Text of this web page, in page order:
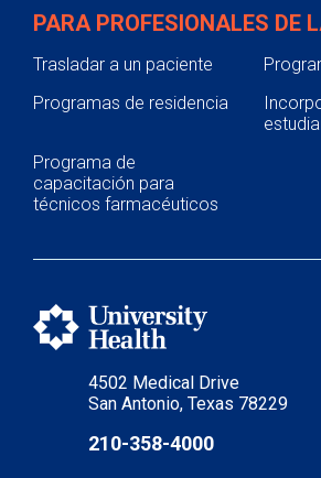
4502 Medical Drive
San Antonio, Texas 78229
210-358-4000
PARA PROFESIONALES DE
Trasladar a un paciente
Programas de residencia
Programa de
capacitación para
técnicos farmacéuticos